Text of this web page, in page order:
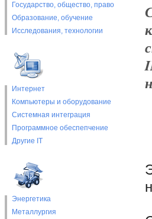
Государство, общество, право
Образование, обучение
Исследования, технологии
Интернет
Компьютеры и оборудование
Системная интеграция
Программное обеспепчение
Другие IT
Энергетика
Металлургия